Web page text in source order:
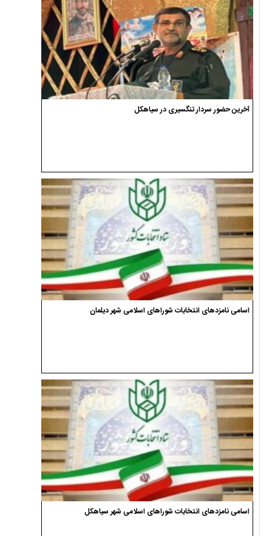
آخرین حضور سردار تنگسیری در سیاهکل
اسامی نامزدهای انتخابات شوراهای اسلامی شهر دیلمان
اسامی نامزدهای انتخابات شوراهای اسلامی شهر سیاهکل